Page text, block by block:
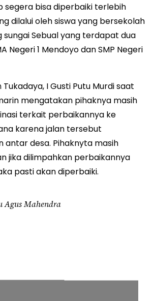
segera bisa diperbaiki terlebih
dilalui oleh siswa yang bersekolah
sungai Sebual yang terdapat dua
Negeri 1 Mendoyo dan SMP Negeri
I Gusti Putu Murdi saat
mengatakan pihaknya masih
terkait perbaikannya ke
karena jalan tersebut
antar desa. Pihaknyta masih
jika dilimpahkan perbaikannya
pasti akan diperbaiki.
Agus Mahendra